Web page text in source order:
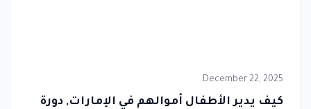
December 22, 2025
كيف يدير الأطفال أموالهم في الإمارات, دورة